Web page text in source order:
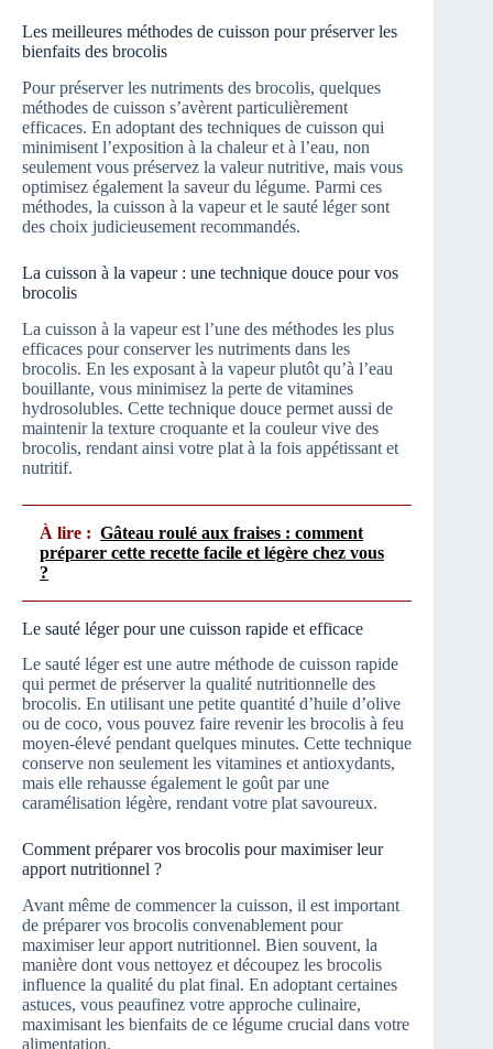
Les meilleures méthodes de cuisson pour préserver les
bienfaits des brocolis
Pour préserver les nutriments des brocolis, quelques
méthodes de cuisson s’avèrent particulièrement
efficaces. En adoptant des techniques de cuisson qui
minimisent l’exposition à la chaleur et à l’eau, non
seulement vous préservez la valeur nutritive, mais vous
optimisez également la saveur du légume. Parmi ces
méthodes, la cuisson à la vapeur et le sauté léger sont
des choix judicieusement recommandés.
La cuisson à la vapeur : une technique douce pour vos
brocolis
La cuisson à la vapeur est l’une des méthodes les plus
efficaces pour conserver les nutriments dans les
brocolis. En les exposant à la vapeur plutôt qu’à l’eau
bouillante, vous minimisez la perte de vitamines
hydrosolubles. Cette technique douce permet aussi de
maintenir la texture croquante et la couleur vive des
brocolis, rendant ainsi votre plat à la fois appétissant et
nutritif.
À lire : Gâteau roulé aux fraises : comment
préparer cette recette facile et légère chez vous
?
Le sauté léger pour une cuisson rapide et efficace
Le sauté léger est une autre méthode de cuisson rapide
qui permet de préserver la qualité nutritionnelle des
brocolis. En utilisant une petite quantité d’huile d’olive
ou de coco, vous pouvez faire revenir les brocolis à feu
moyen-élevé pendant quelques minutes. Cette technique
conserve non seulement les vitamines et antioxydants,
mais elle rehausse également le goût par une
caramélisation légère, rendant votre plat savoureux.
Comment préparer vos brocolis pour maximiser leur
apport nutritionnel ?
Avant même de commencer la cuisson, il est important
de préparer vos brocolis convenablement pour
maximiser leur apport nutritionnel. Bien souvent, la
manière dont vous nettoyez et découpez les brocolis
influence la qualité du plat final. En adoptant certaines
astuces, vous peaufinez votre approche culinaire,
maximisant les bienfaits de ce légume crucial dans votre
alimentation.